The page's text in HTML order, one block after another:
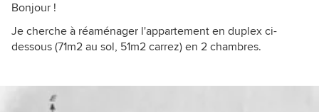
Bonjour !
Je cherche à réaménager l'appartement en duplex ci-
dessous (71m2 au sol, 51m2 carrez) en 2 chambres.